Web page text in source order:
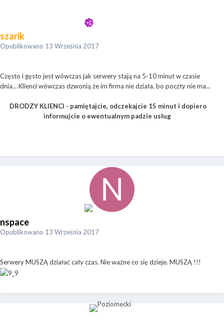
szarik
Opublikowano 13 Września 2017
Często i gęsto jest wówczas jak serwery stają na 5-10 minut w czasie
dnia... Klienci wówczas dzwonią że im firma nie działa, bo poczty nie ma...
DRODZY KLIENCI - pamiętajcie, odczekajcie 15 minut i dopiero
informujcie o ewentualnym padzie usług
nspace
Opublikowano 13 Września 2017
Serwery MUSZĄ działać cały czas. Nie ważne co się dzieje. MUSZĄ !!!